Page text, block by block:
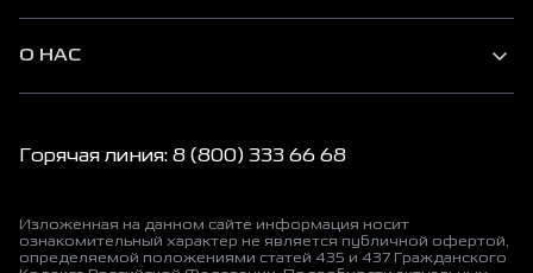
О НАС
Горячая линия: 8 (800) 333 66 68
Изложенная на данном сайте информация носит
ознакомительный характер не является публичной офертой,
определяемой положениями статей 435 и 437 Гражданского